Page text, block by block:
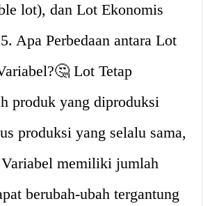
lot), dan Lot Ekonomis
Apa Perbedaan antara Lot
Lot Tetap
produk yang diproduksi
produksi yang selalu sama,
memiliki jumlah
berubah-ubah tergantung